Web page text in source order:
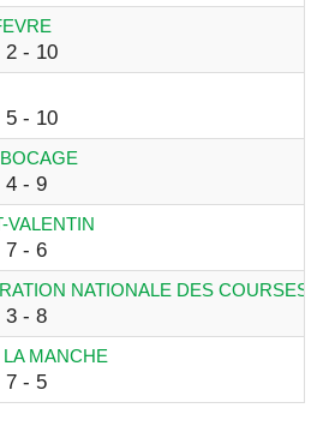
- 10
- 10
- 9
VALENTIN
- 6
NATIONALE DES COURSES
- 8
MANCHE
- 5